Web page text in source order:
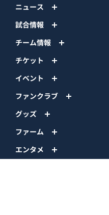
ニュース
試合情報
チーム情報
チケット
イベント
ファンクラブ
グッズ
ファーム
エンタメ